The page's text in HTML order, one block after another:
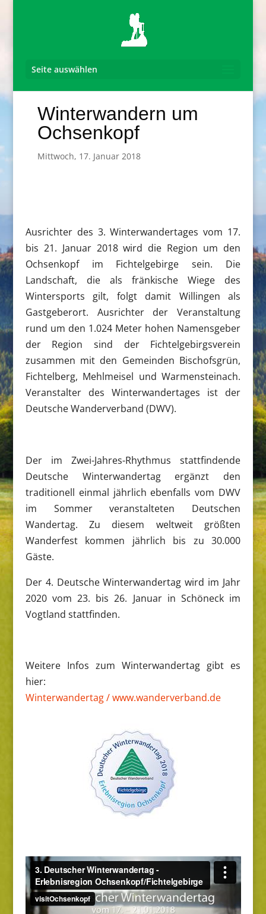
Seite auswählen
Winterwandern um
Ochsenkopf
Mittwoch, 17. Januar 2018
Ausrichter des 3. Winterwandertages vom 17.
bis 21. Januar 2018 wird die Region um den
Ochsenkopf im Fichtelgebirge sein. Die
Landschaft, die als fränkische Wiege des
Wintersports gilt, folgt damit Willingen als
Gastgeberort. Ausrichter der Veranstaltung
rund um den 1.024 Meter hohen Namensgeber
der Region sind der Fichtelgebirgsverein
zusammen mit den Gemeinden Bischofsgrün,
Fichtelberg, Mehlmeisel und Warmensteinach.
Veranstalter des Winterwandertages ist der
Deutsche Wanderverband (DWV).
Der im Zwei-Jahres-Rhythmus stattfindende
Deutsche Winterwandertag ergänzt den
traditionell einmal jährlich ebenfalls vom DWV
im Sommer veranstalteten Deutschen
Wandertag. Zu diesem weltweit größten
Wanderfest kommen jährlich bis zu 30.000
Gäste.
Der 4. Deutsche Winterwandertag wird im Jahr
2020 vom 23. bis 26. Januar in Schöneck im
Vogtland stattfinden.
Weitere Infos zum Winterwandertag gibt es
hier:
Winterwandertag / www.wanderverband.de